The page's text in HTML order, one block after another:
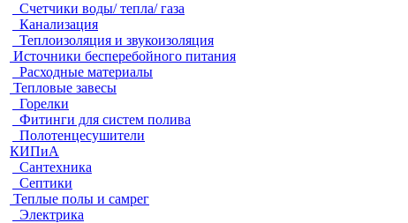
Счетчики воды/ тепла/ газа
Канализация
Теплоизоляция и звукоизоляция
Источники бесперебойного питания
Расходные материалы
Тепловые завесы
Горелки
Фитинги для систем полива
Полотенцесушители
КИПиА
Сантехника
Септики
Теплые полы и самрег
Электрика